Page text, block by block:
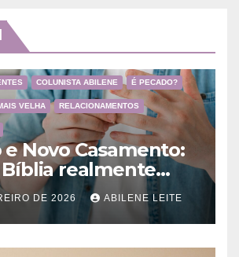
COLUNISTA ABILENE É PECADO?
VELHA RELACIONAMENTOS
e Novo Casamento:
Bíblia realmente
DE 2026 ABILENE LEITE